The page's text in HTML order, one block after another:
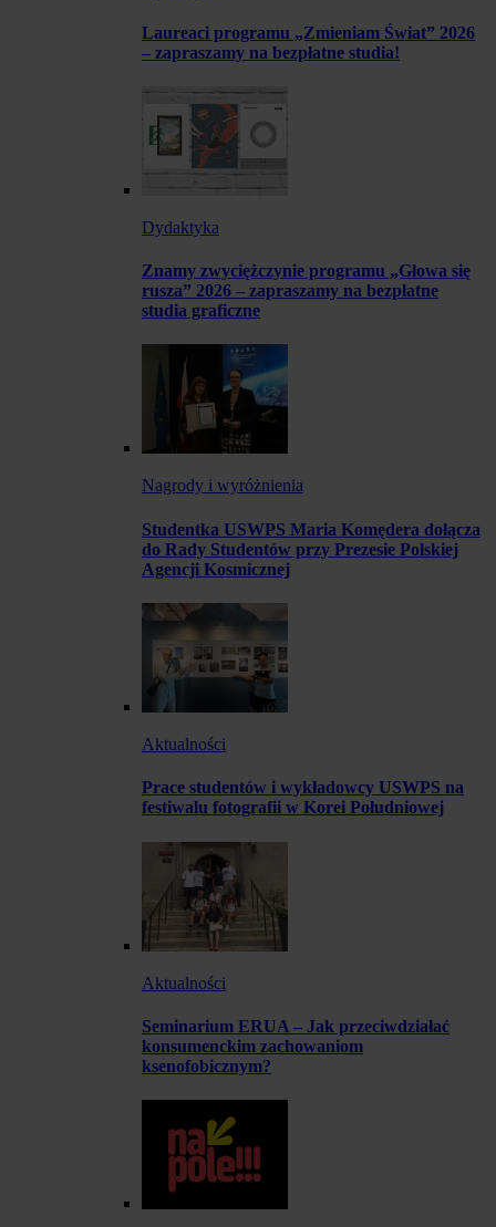
Laureaci programu „Zmieniam Świat” 2026
– zapraszamy na bezpłatne studia!
Dydaktyka
Znamy zwyciężczynie programu „Głowa się
rusza” 2026 – zapraszamy na bezpłatne
studia graficzne
Nagrody i wyróżnienia
Studentka USWPS Maria Komędera dołącza
do Rady Studentów przy Prezesie Polskiej
Agencji Kosmicznej
Aktualności
Prace studentów i wykładowcy USWPS na
festiwalu fotografii w Korei Południowej
Aktualności
Seminarium ERUA – Jak przeciwdziałać
konsumenckim zachowaniom
ksenofobicznym?